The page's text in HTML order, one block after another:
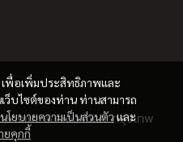
เพื่อเพิ่มประสิทธิภาพและ
ว็บไซต์ของท่าน ท่านสามารถ
นโยบายความเป็นส่วนตัวและ
ยคุกกี้
างแค แขวงบางแค กรุงเทพ